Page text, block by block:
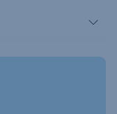
nem kell